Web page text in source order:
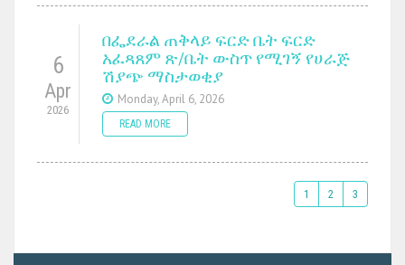
6
Apr
2026
በፌደራል ጠቅላይ ፍርድ ቤት ፍርድ
አፈጻጸም ጽ/ቤት ውስጥ የሚገኝ የሀራጅ
ሽያጭ ማስታወቂያ
Monday, April 6, 2026
READ MORE
1 2 3